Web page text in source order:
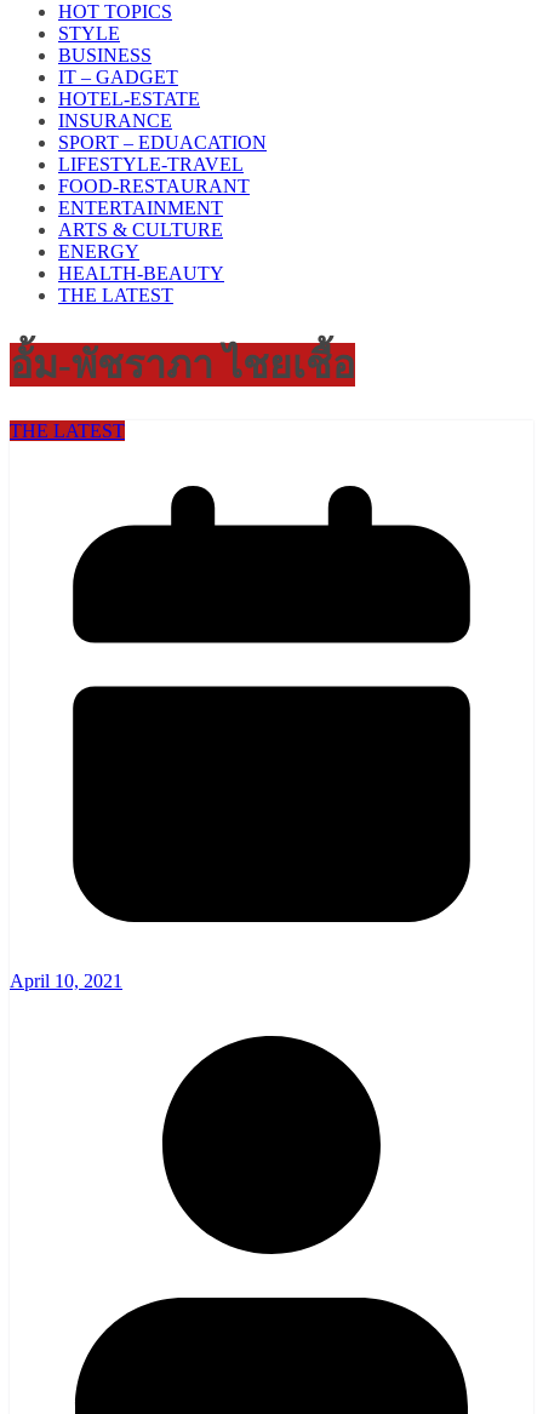
HOT TOPICS
STYLE
BUSINESS
IT – GADGET
HOTEL-ESTATE
INSURANCE
SPORT – EDUACATION
LIFESTYLE​-TRAVEL​
FOOD-RESTAURANT
ENTERTAINMENT
ARTS & CULTURE
ENERGY
HEALTH​-BEAUTY
THE LATEST
อั้ม-พัชราภา ไชยเชื้อ
THE LATEST
April 10, 2021